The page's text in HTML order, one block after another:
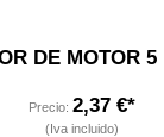
DE MOTOR
Precio: 2,37 €*
(Iva incluido)